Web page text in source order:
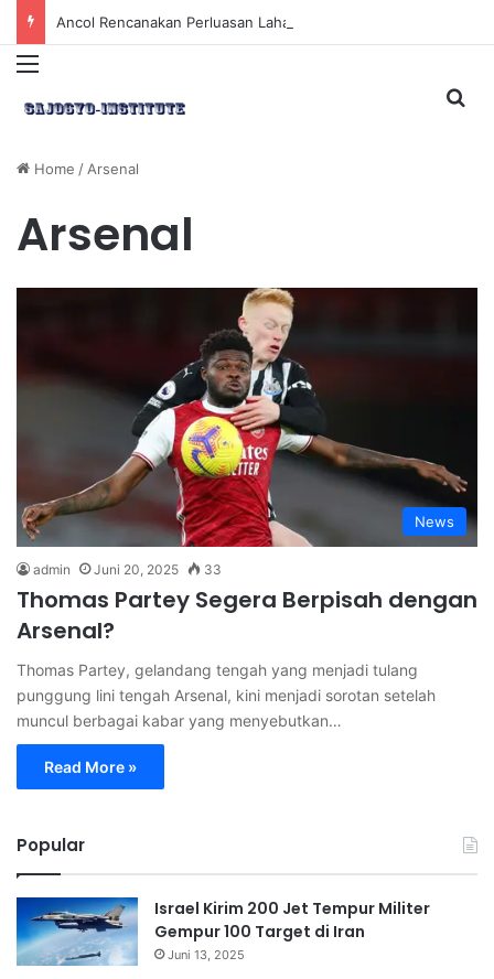
Menu
Home / Arsenal
Arsenal
News
admin Juni 20, 2025 33
Thomas Partey Segera Berpisah dengan
Arsenal?
Thomas Partey, gelandang tengah yang menjadi tulang
punggung lini tengah Arsenal, kini menjadi sorotan setelah
muncul berbagai kabar yang menyebutkan…
Read More »
Popular
Israel Kirim 200 Jet Tempur Militer
Gempur 100 Target di Iran
Juni 13, 2025